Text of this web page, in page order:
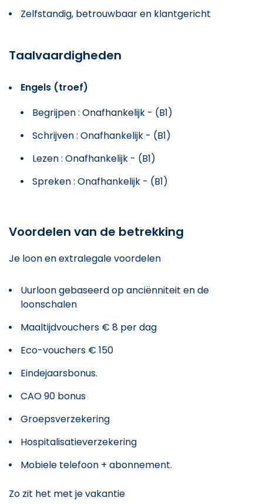
Zelfstandig, betrouwbaar en klantgericht
Taalvaardigheden
Engels (troef)
Begrijpen : Onafhankelijk - (B1)
Schrijven : Onafhankelijk - (B1)
Lezen : Onafhankelijk - (B1)
Spreken : Onafhankelijk - (B1)
Voordelen van de betrekking
Je loon en extralegale voordelen
Uurloon gebaseerd op anciënniteit en de
loonschalen
Maaltijdvouchers € 8 per dag
Eco-vouchers € 150
Eindejaarsbonus.
CAO 90 bonus
Groepsverzekering
Hospitalisatieverzekering
Mobiele telefoon + abonnement.
Zo zit het met je vakantie